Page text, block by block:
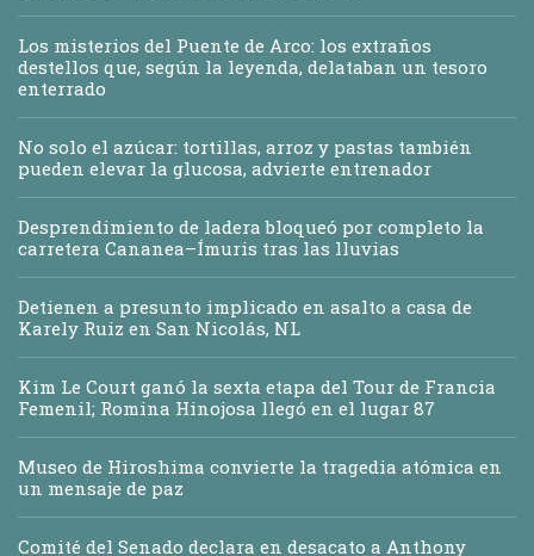
Los misterios del Puente de Arco: los extraños
destellos que, según la leyenda, delataban un tesoro
enterrado
No solo el azúcar: tortillas, arroz y pastas también
pueden elevar la glucosa, advierte entrenador
Desprendimiento de ladera bloqueó por completo la
carretera Cananea–Ímuris tras las lluvias
Detienen a presunto implicado en asalto a casa de
Karely Ruiz en San Nicolás, NL
Kim Le Court ganó la sexta etapa del Tour de Francia
Femenil; Romina Hinojosa llegó en el lugar 87
Museo de Hiroshima convierte la tragedia atómica en
un mensaje de paz
Comité del Senado declara en desacato a Anthony